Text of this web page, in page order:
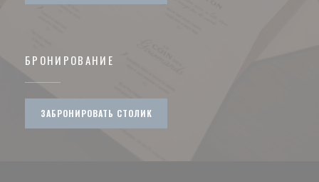
БРОНИРОВАНИЕ
ЗАБРОНИРОВАТЬ СТОЛИК